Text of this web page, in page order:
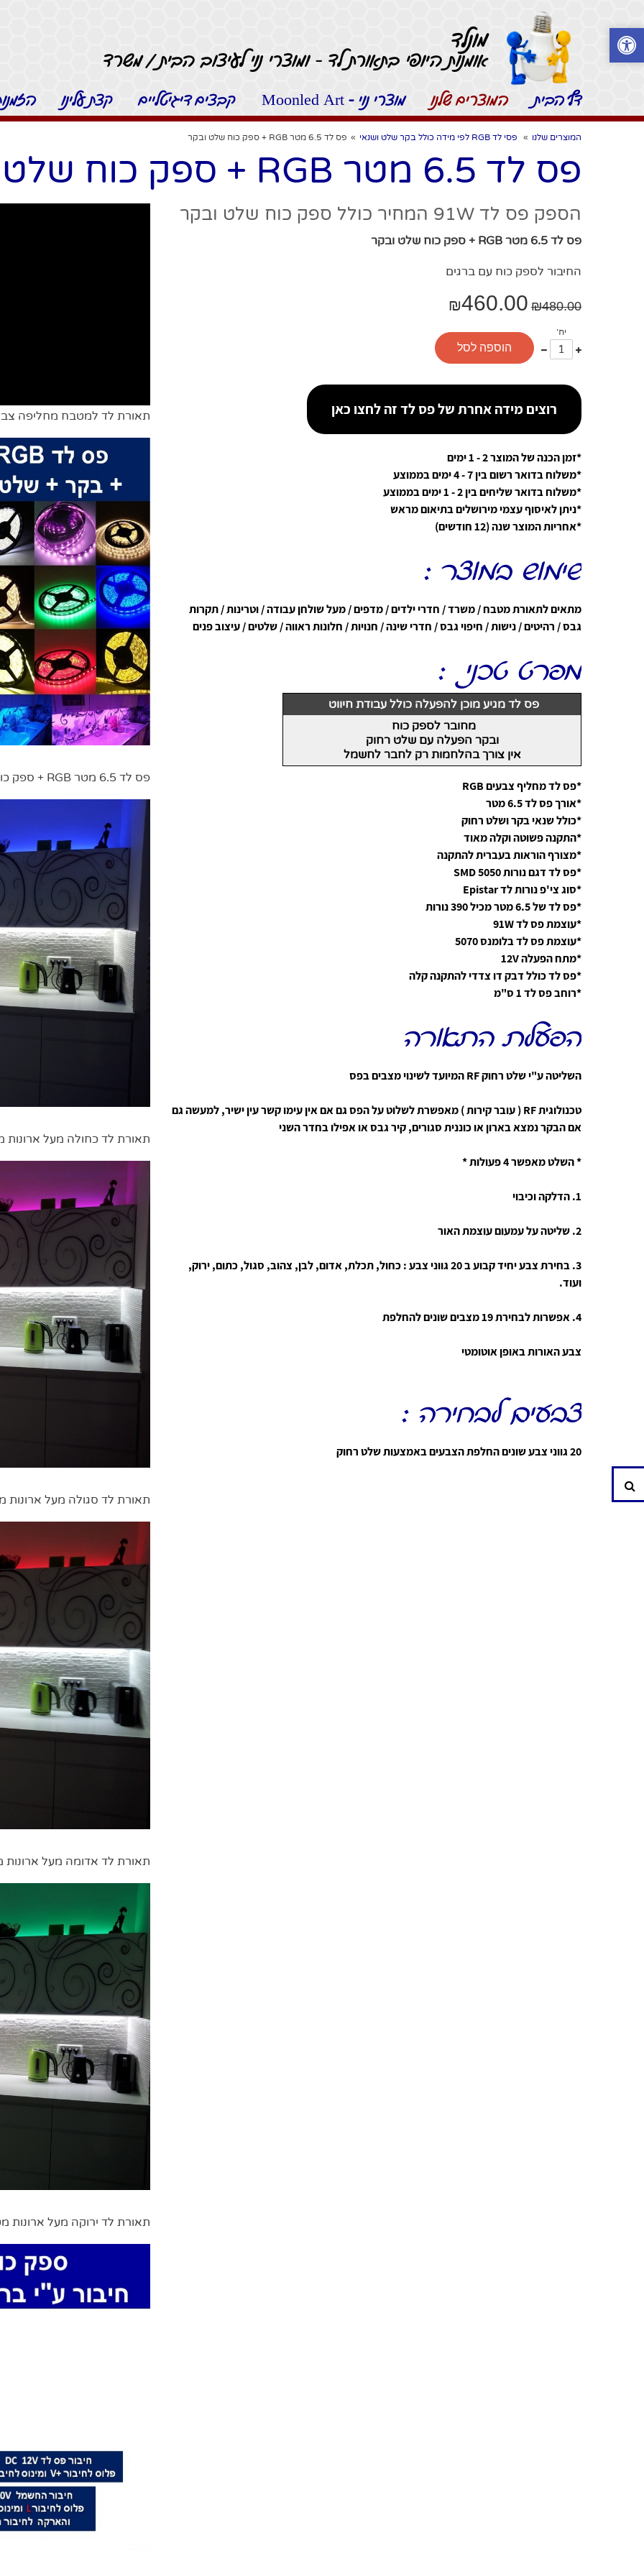
מונלד
אומנות היופי בתאורת לד - ומוצרי נוי לעיצוב הבית / משרד
דף הבית המוצרים שלנו מוצרי נוי - Moonled Art קבצים דיגיטליים קצת עלינו
המוצרים שלנו » פסי לד RGB לפי מידה כולל בקר שלט ושנאי » פס לד 6.5 מטר RGB + ספק כוח שלט ובקר
פס לד 6.5 מטר RGB + ספק כוח שלט ובקר
הספק פס לד 91W המחיר כולל ספק כוח שלט ובקר
פס לד 6.5 מטר RGB + ספק כוח שלט ובקר
החיבור לספק כוח עם ברגים
₪480.00
₪460.00
יח'
עוד
אחד
פחות
אחד
הוספה לסל
רוצים מידה אחרת של פס לד זה לחצו כאן
*זמן הכנה של המוצר 2 - 1 ימים
*משלוח בדואר רשום בין 7 - 4 ימים בממוצע
*משלוח בדואר שליחים בין 2 - 1 ימים בממוצע
*ניתן לאיסוף עצמי מירושלים בתיאום מראש
*אחריות המוצר שנה (12 חודשים)
שימוש במוצר :
מתאים לתאורת מטבח / משרד / חדרי ילדים / מדפים / מעל שולחן עבודה / וטרינות / תקרות
גבס / רהיטים / נישות / חיפוי גבס / חדרי שינה / חנויות / חלונות ראווה / שלטים / עיצוב פנים
מפרט טכני :
פס לד מגיע מוכן להפעלה כולל עבודת חיווט
מחובר לספק כוח
ובקר הפעלה עם שלט רחוק
אין צורך בהלחמות רק לחבר לחשמל
*פס לד מחליף צבעים RGB
*אורך פס לד 6.5 מטר
*כולל שנאי בקר ושלט רחוק
*התקנה פשוטה וקלה מאוד
*מצורף הוראות בעברית להתקנה
*פס לד דגם נורות SMD 5050
*סוג צי'פ נורות לד Epistar
*פס לד של 6.5 מטר מכיל 390 נורות
*עוצמת פס לד 91W
*עוצמת פס לד בלומנס 5070
*מתח הפעלה 12V
*פס לד כולל דבק דו צדדי להתקנה קלה
*רוחב פס לד 1 ס"מ
הפעלת התאורה
השליטה ע"י שלט רחוק RF המיועד לשינוי מצבים בפס
טכנולוגית RF ( עובר קירות ) מאפשרת לשלוט על הפס גם אם אין עימו קשר עין ישיר, למעשה גם
אם הבקר נמצא בארון או כוננית סגורים, קיר גבס או אפילו בחדר השני
* השלט מאפשר 4 פעולות *
1. הדלקה וכיבוי
2. שליטה על עמעום עוצמת האור
3. בחירת צבע יחיד קבוע ב 20 גווני צבע : כחול, תכלת, אדום, לבן, צהוב, סגול, כתום, ירוק,
ועוד.
4. אפשרות לבחירת 19 מצבים שונים להחלפת
צבע האורות באופן אוטומטי
צבעים לבחירה :
20 גווני צבע שונים החלפת הצבעים באמצעות שלט רחוק
תאורת לד למטבח מחליפה
פס לד 6.5 מטר RGB + ספק כוח שלט ובקר
תאורת לד כחולה מעל
תאורת לד סגולה מעל ארונות
תאורת לד אדומה מעל
תאורת לד ירוקה מעל ארונות